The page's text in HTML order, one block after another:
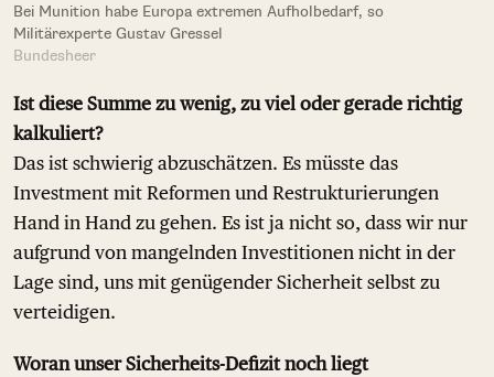
Bei Munition habe Europa extremen Aufholbedarf, so
Militärexperte Gustav Gressel
Bundesheer
Ist diese Summe zu wenig, zu viel oder gerade richtig
kalkuliert?
Das ist schwierig abzuschätzen. Es müsste das
Investment mit Reformen und Restrukturierungen
Hand in Hand zu gehen. Es ist ja nicht so, dass wir nur
aufgrund von mangelnden Investitionen nicht in der
Lage sind, uns mit genügender Sicherheit selbst zu
verteidigen.
Woran unser Sicherheits-Defizit noch liegt